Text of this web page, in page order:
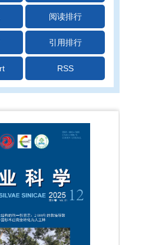
科学》审稿专家证书已发放
布2017年高被引频次论文并
阅读排行
引用排行
RSS